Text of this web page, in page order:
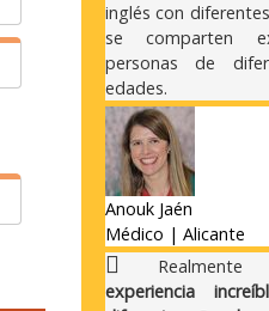
inglés con
se comparten
personas de
edades.
Anouk Jaén
Médico | Alicante
experiencia